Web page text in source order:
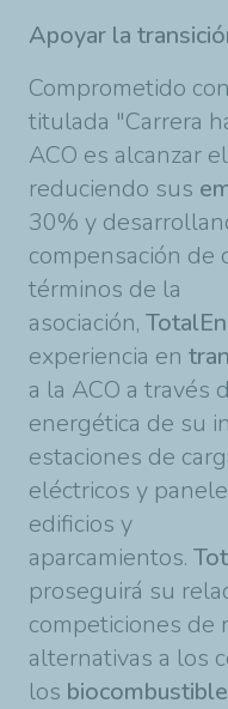
Apoyar la
Comprometido
titulada "Carrera
ACO es alcanzar
reduciendo sus
30% y
compensación de
términos de la
asociación,
experiencia en
a la ACO a través
energética de su
estaciones de
eléctricos y
edificios y
aparcamientos.
proseguirá su
competiciones de
alternativas a los
los